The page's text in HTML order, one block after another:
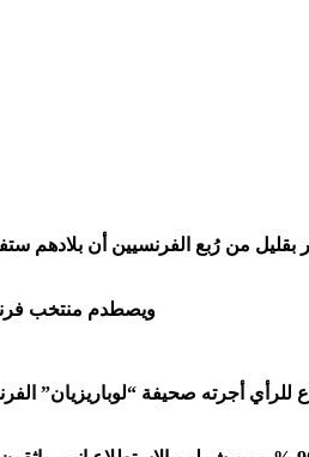
ويصطدم منتخب فرنسا، حامل اللقب في 2018، ووصيف بطل نسخة 2022، بالمنتخب
أجرته صحيفة “لوباريزيان”